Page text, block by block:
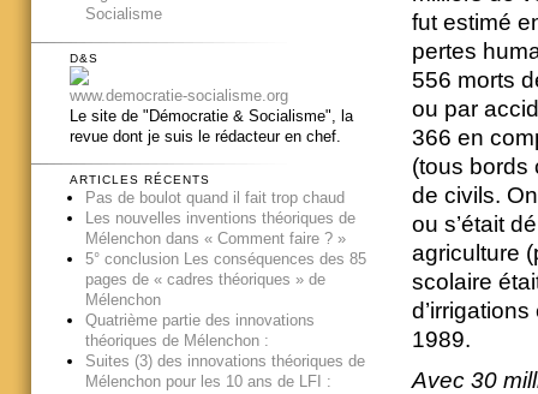
fut estimé
pertes
556 morts
ou par
366 en
(tous bords
de civils.
ou s’était
agriculture
scolaire
1989.
Avec 30
Socialisme
D&S
www.democratie-socialisme.org
Le site de "Démocratie & Socialisme", la
revue dont je suis le rédacteur en chef.
ARTICLES RÉCENTS
Pas de boulot quand il fait trop chaud
Les nouvelles inventions théoriques de
Mélenchon dans « Comment faire ? »
5° conclusion Les conséquences des 85
pages de « cadres théoriques » de
Mélenchon
Quatrième partie des innovations
théoriques de Mélenchon :
Suites (3) des innovations théoriques de
Mélenchon pour les 10 ans de LFI :